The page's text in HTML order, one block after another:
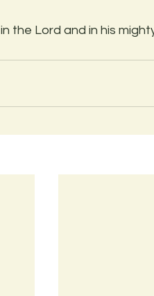
the Lord and in his